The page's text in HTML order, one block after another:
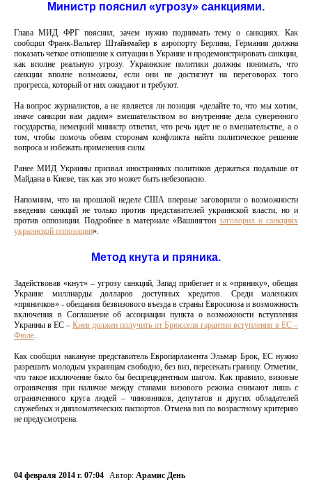
Министр пояснил «угрозу» санкциями.
Глава МИД ФРГ пояснил, зачем нужно поднимать тему о санкциях. Как
сообщил Франк-Вальтер Штайнмайер в аэропорту Берлина, Германия должна
показать четкое отношение к ситуации в Украине и продемонстрировать санкции,
как вполне реальную угрозу. Украинские политики должны понимать, что
санкции вполне возможны, если они не достигнут на переговорах того
прогресса, который от них ожидают и требуют.
На вопрос журналистов, а не является ли позиция «делайте то, что мы хотим,
иначе санкции вам дадим» вмешательством во внутренние дела суверенного
государства, немецкий министр ответил, что речь идет не о вмешательстве, а о
том, чтобы помочь обеим сторонам конфликта найти политическое решение
вопроса и избежать применения силы.
Ранее МИД Украины призвал иностранных политиков держаться подальше от
Майдана в Киеве, так как это может быть небезопасно.
Напомним, что на прошлой неделе США впервые заговорили о возможности
введения санкций не только против представителей украинской власти, но и
против оппозиции. Подробнее в материале «Вашингтон заговорил о санкциях
украинской оппозиции».
Метод кнута и пряника.
Задействовав «кнут» – угрозу санкций, Запад прибегает и к «прянику», обещая
Украине миллиарды долларов доступных кредитов. Среди маленьких
«пряничков» - обещания безвизового въезда в страны Евросоюза и возможность
включения в Соглашение об ассоциации пункта о возможности вступления
Украины в ЕС –Киев должен получить от Брюсселя гарантии вступления в ЕС –
Фюле.
Как сообщил накануне представитель Европарламента Эльмар Брок, ЕС нужно
разрешить молодым украинцам свободно, без виз, пересекать границу. Отметим,
что такое исключение было бы беспрецедентным шагом. Как правило, визовые
ограничения при наличие между станами визового режима снимают лишь с
ограниченного круга людей – чиновников, депутатов и других обладателей
служебных и дипломатических паспортов. Отмена виз по возрастному критерию
не предусмотрена.
04 февраля 2014 г. 07:04 Автор: Арамис День